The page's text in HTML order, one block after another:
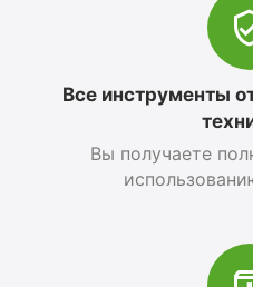
Все инструменты
Вы получаете